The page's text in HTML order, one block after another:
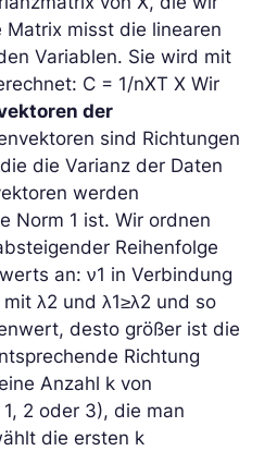
Matrix misst die linearen
Variablen. Sie wird mit
C = 1/nXT X Wir
der
sind Richtungen
die Varianz der Daten
werden
Norm 1 ist. Wir ordnen
Reihenfolge
an: ν1 in Verbindung
λ2 und λ1≥λ2 und so
desto größer ist die
Richtung
Anzahl k von
2 oder 3), die man
die ersten k